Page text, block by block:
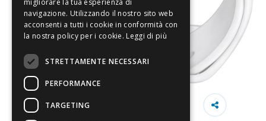
migliorare la tua esperienza di
navigazione. Utilizzando il nostro sito web
acconsenti a tutti i cookie in conformità con
la nostra policy per i cookie. Leggi di più
STRETTAMENTE NECESSARI
PERFORMANCE
TARGETING